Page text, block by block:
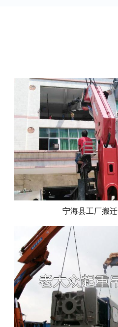
宁海县工厂搬迁